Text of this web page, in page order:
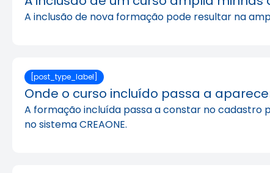
A inclusão de nova formação pode resultar na
[post_type_label]
Onde o curso incluído passa a
A formação incluída passa a constar no cadastro
no sistema CREAONE.